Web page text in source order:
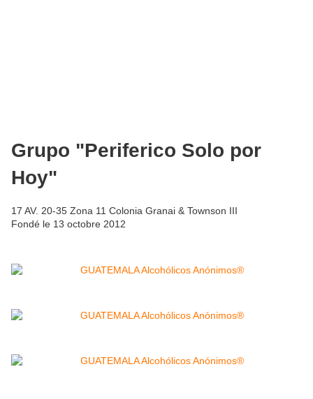
Grupo "Periferico Solo por
Hoy"
17 AV. 20-35 Zona 11 Colonia Granai & Townson III
Fondé le 13 octobre 2012